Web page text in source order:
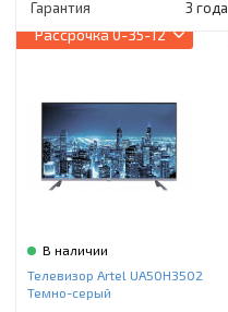
Гарантия 3 года
Рассрочка0-35-12
В наличии
Телевизор Artel UA50H3502
Темно-серый